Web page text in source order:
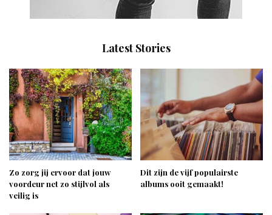
Latest Stories
Zo zorg jij ervoor dat jouw
voordeur net zo stijlvol als
veilig is
Dit zijn de vijf populairste
albums ooit gemaakt!